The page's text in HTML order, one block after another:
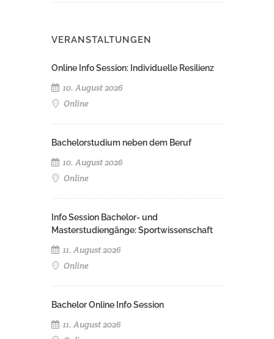
VERANSTALTUNGEN
Online Info Session: Individuelle Resilienz
10. August 2026
Online
Bachelorstudium neben dem Beruf
10. August 2026
Online
Info Session Bachelor- und
Masterstudiengänge: Sportwissenschaft
11. August 2026
Online
Bachelor Online Info Session
11. August 2026